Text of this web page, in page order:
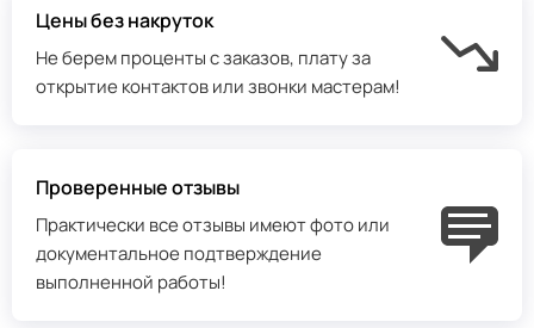
Цены без накруток
Не берем проценты с заказов, плату за
открытие контактов или звонки мастерам!
Проверенные отзывы
Практически все отзывы имеют фото или
документальное подтверждение
выполненной работы!